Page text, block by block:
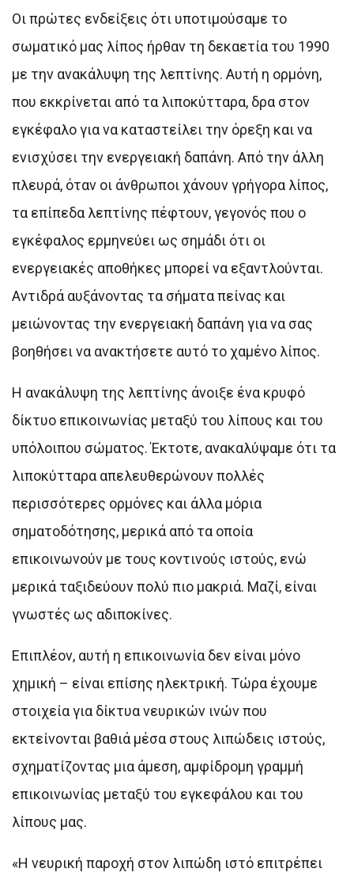
Οι πρώτες ενδείξεις ότι υποτιμούσαμε το
σωματικό μας λίπος ήρθαν τη δεκαετία του 1990
με την ανακάλυψη της λεπτίνης. Αυτή η ορμόνη,
που εκκρίνεται από τα λιποκύτταρα, δρα στον
εγκέφαλο για να καταστείλει την όρεξη και να
ενισχύσει την ενεργειακή δαπάνη. Από την άλλη
πλευρά, όταν οι άνθρωποι χάνουν γρήγορα λίπος,
τα επίπεδα λεπτίνης πέφτουν, γεγονός που ο
εγκέφαλος ερμηνεύει ως σημάδι ότι οι
ενεργειακές αποθήκες μπορεί να εξαντλούνται.
Αντιδρά αυξάνοντας τα σήματα πείνας και
μειώνοντας την ενεργειακή δαπάνη για να σας
βοηθήσει να ανακτήσετε αυτό το χαμένο λίπος.
Η ανακάλυψη της λεπτίνης άνοιξε ένα κρυφό
δίκτυο επικοινωνίας μεταξύ του λίπους και του
υπόλοιπου σώματος. Έκτοτε, ανακαλύψαμε ότι τα
λιποκύτταρα απελευθερώνουν πολλές
περισσότερες ορμόνες και άλλα μόρια
σηματοδότησης, μερικά από τα οποία
επικοινωνούν με τους κοντινούς ιστούς, ενώ
μερικά ταξιδεύουν πολύ πιο μακριά. Μαζί, είναι
γνωστές ως αδιποκίνες.
Επιπλέον, αυτή η επικοινωνία δεν είναι μόνο
χημική – είναι επίσης ηλεκτρική. Τώρα έχουμε
στοιχεία για δίκτυα νευρικών ινών που
εκτείνονται βαθιά μέσα στους λιπώδεις ιστούς,
σχηματίζοντας μια άμεση, αμφίδρομη γραμμή
επικοινωνίας μεταξύ του εγκεφάλου και του
λίπους μας.
«Η νευρική παροχή στον λιπώδη ιστό επιτρέπει